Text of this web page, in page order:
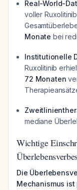
Real-World-
voller
Monate bei
Institutionelle
Ruxolitinib
72 Monaten
mediane
Wichtige
Die
Mechanismus